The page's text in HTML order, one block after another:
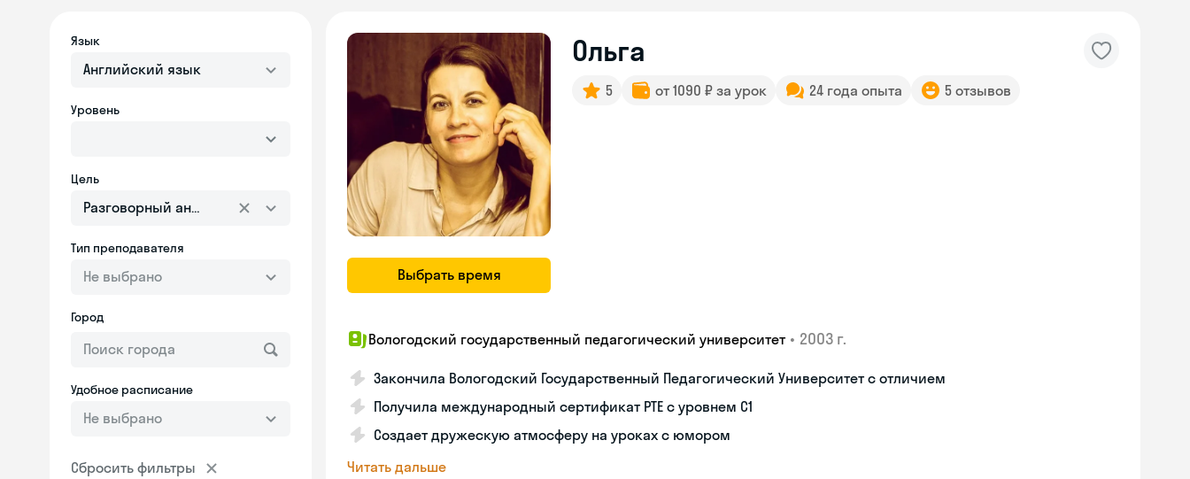
Язык
Английский язык
Уровень
Цель
Разговорный английский
Тип преподавателя
Не выбрано
Город
Удобное расписание
Не выбрано
Сбросить фильтры
Выбрать время
Ольга
5 от 1090 ₽ за урок 24 года опыта 5 отзывов
Вологодский государственный педагогический университет • 2003 г.
Закончила Вологодский Государственный Педагогический Университет с отличием
Получила международный сертификат PTE с уровнем C1
Создает дружескую атмосферу на уроках с юмором
Читать дальше